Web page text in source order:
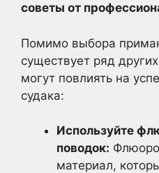
советы от
Помимо выбора
существует ряд
могут повлиять на
судака:
Используйте
поводок:
материал,